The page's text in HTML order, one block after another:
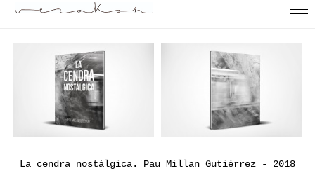
La cendra nostàlgica. Pau Millan Gutiérrez - 2018